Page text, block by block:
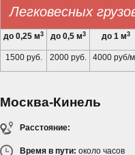
Легковесных
до 0,25 м3 до 0,5 м3 до 1 м3
1500 руб. 2000 руб. 4000 руб/м
Москва-Кинель
Расстояние:
Время в пути: около часов